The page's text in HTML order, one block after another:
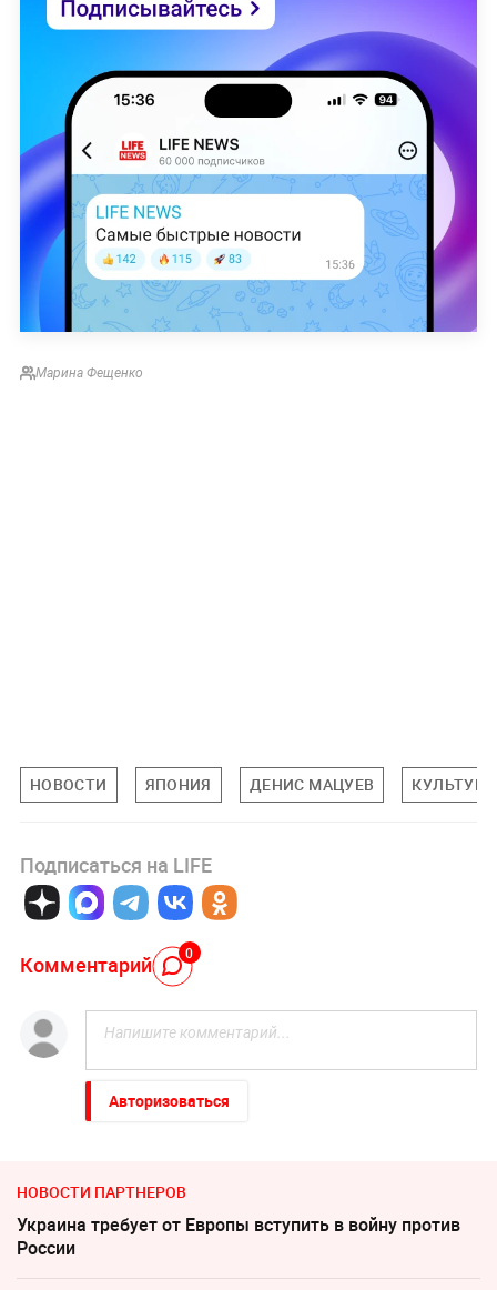
Марина Фещенко
НОВОСТИ ЯПОНИЯ ДЕНИС МАЦУЕВ КУЛЬТУРА
Подписаться на LIFE
Комментарий 0
Авторизоваться
НОВОСТИ ПАРТНЕРОВ
Украина требует от Европы вступить в войну против
России